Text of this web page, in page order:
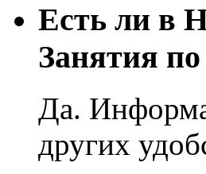
Есть ли в
Занятия
Да.
других